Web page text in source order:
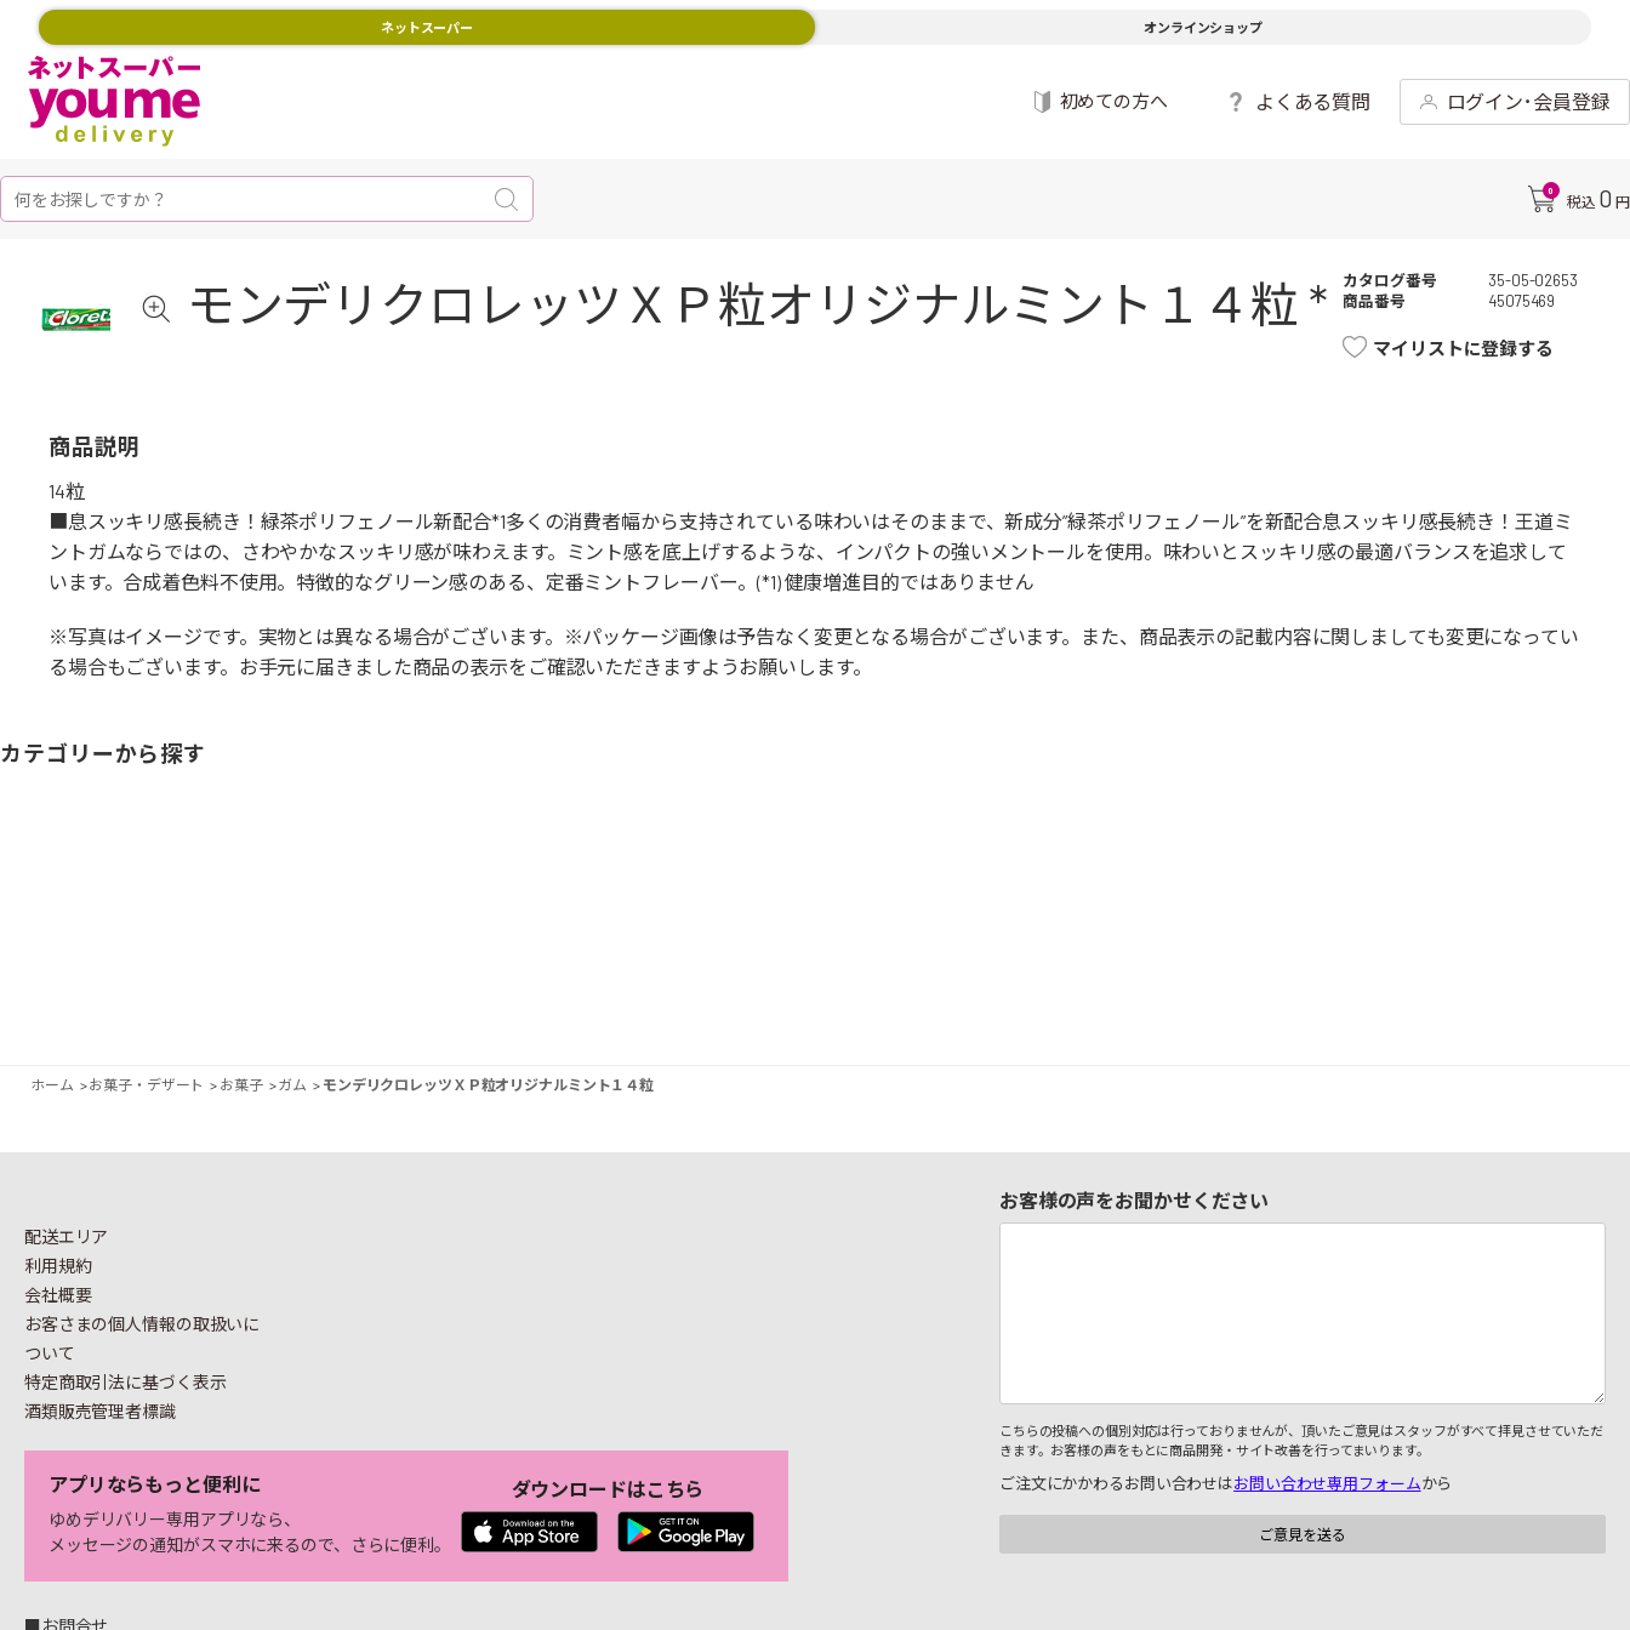
ネットスーパー オンラインショップ
初めての方へ よくある質問 ログイン･会員登録
0
税込 0 円
モンデリクロレッツＸＰ粒オリジナルミント１４粒 * カタログ番号
35-05-02653
商品番号
45075469
マイリストに登録する
商品説明
14粒
■息スッキリ感長続き！緑茶ポリフェノール新配合*1多くの消費者幅から支持されている味わいはそのままで、新成分”緑茶ポリフェノール”を新配合息スッキリ感長続き！王道ミ
ントガムならではの、さわやかなスッキリ感が味わえます。ミント感を底上げするような、インパクトの強いメントールを使用。味わいとスッキリ感の最適バランスを追求して
います。合成着色料不使用。特徴的なグリーン感のある、定番ミントフレーバー。(*1) 健康増進目的ではありません
※写真はイメージです。実物とは異なる場合がございます。※パッケージ画像は予告なく変更となる場合がございます。また、商品表示の記載内容に関しましても変更になってい
る場合もございます。お手元に届きました商品の表示をご確認いただきますようお願いします。
カテゴリーから探す
ホーム >お菓子・デザート > お菓子 >ガム > モンデリクロレッツＸＰ粒オリジナルミント１４粒
配送エリア
利用規約
会社概要
お客さまの個人情報の取扱いに
ついて
特定商取引法に基づく表示
酒類販売管理者標識
アプリならもっと便利に
ゆめデリバリー専用アプリなら、
メッセージの通知がスマホに来るので、さらに便利。
ダウンロードはこちら
お客様の声をお聞かせください
こちらの投稿への個別対応は行っておりませんが、頂いたご意見はスタッフがすべて拝見させていただ
きます。お客様の声をもとに商品開発・サイト改善を行ってまいります。
ご注文にかかわるお問い合わせはお問い合わせ専用フォームから